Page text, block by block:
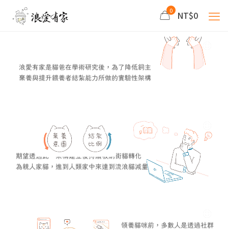
0 NT$0
浪愛有家是貓爸在學術研究後，為了降低飼主
棄養與提升餵養者結紮能力所做的實驗性架構
期望透過此一架構建立後持續吸納街貓轉化
為親人家貓，進到人類家中來達到流浪貓減量
領養貓咪前，多數人是透過社群